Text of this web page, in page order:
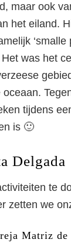
maar ook
het eiland.
was het
oceaan.
tijdens
is 🙂
Delgada
te
zetten we
Matriz de